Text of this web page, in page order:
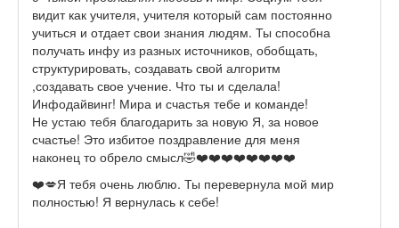
видит как учителя, учителя который сам постоянно
учиться и отдает свои знания людям. Ты способна
получать инфу из разных источников, обобщать,
структурировать, создавать свой алгоритм
,создавать свое учение. Что ты и сделала!
Инфодайвинг! Мира и счастья тебе и команде!
Не устаю тебя благодарить за новую Я, за новое
счастье! Это избитое поздравление для меня
наконец то обрело смысл🤣❤️❤️❤️❤️❤️❤️❤️❤️
❤️💋Я тебя очень люблю. Ты перевернула мой мир
полностью! Я вернулась к себе!